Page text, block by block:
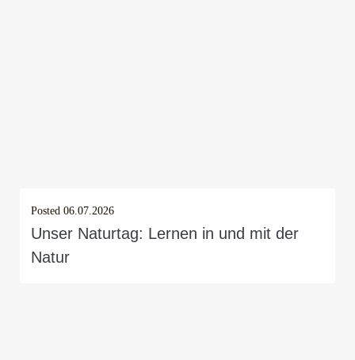
Posted 06.07.2026
Unser Naturtag: Lernen in und mit der
Natur